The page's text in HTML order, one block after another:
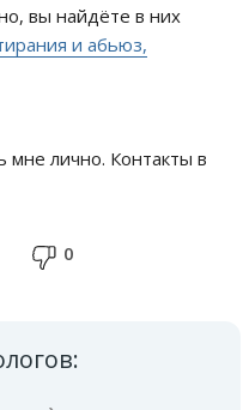
вы найдёте в них
и абьюз,
лично. Контакты в
0